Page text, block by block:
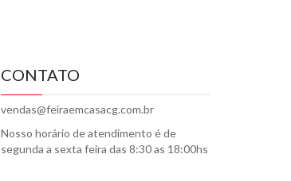
CONTATO
vendas@feiraemcasacg.com.br
Nosso horário de atendimento é de
segunda a sexta feira das 8:30 as 18:00hs